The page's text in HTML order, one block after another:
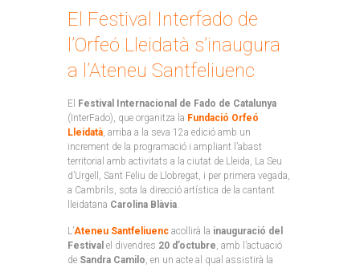
El Festival Interfado de
l’Orfeó Lleidatà s’inaugura
a l’Ateneu Santfeliuenc
El Festival Internacional de Fado de Catalunya
(InterFado), que organitza la Fundació Orfeó
Lleidatà, arriba a la seva 12a edició amb un
increment de la programació i ampliant l’abast
territorial amb activitats a la ciutat de Lleida, La Seu
d’Urgell, Sant Feliu de Llobregat, i per primera vegada,
a Cambrils, sota la direcció artística de la cantant
lleidatana Carolina Blàvia.
L’Ateneu Santfeliuenc acollirà la inauguració del
Festival el divendres 20 d’octubre, amb l’actuació
de Sandra Camilo, en un acte al qual assistirà la